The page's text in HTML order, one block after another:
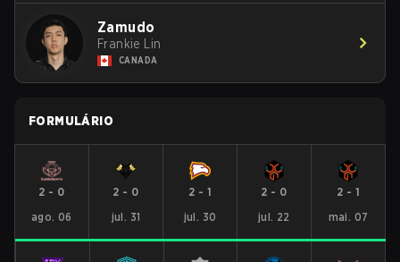
Zamudo
Frankie Lin
CANADA
FORMULÁRIO
2 - 0
ago. 06
2 - 0
jul. 31
2 - 1
jul. 30
2 - 0
jul. 22
2 - 1
mai. 07